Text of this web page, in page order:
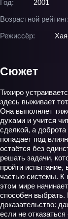
Год:
2001
Возрастной рейтинг:
Режиссёр:
Сюжет
Тихиро
здесь выживает
Она выполняет
духами и учится
сделкой, а
попадает под
остаётся без
решать задачи,
пройти испытание,
частью системы. К
этом мире
способен
доказательство:
если не отказаться